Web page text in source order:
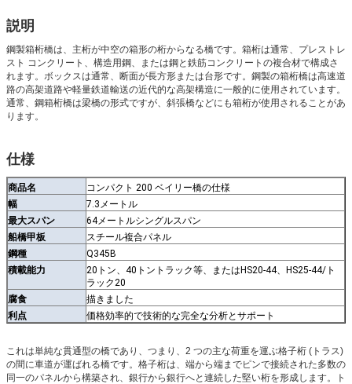
説明
鋼製箱桁橋は、主桁が中空の箱形の桁からなる橋です。箱桁は通常、プレストレ
スト コンクリート、構造用鋼、または鋼と鉄筋コンクリートの複合材で構成さ
れます。ボックスは通常、断面が長方形または台形です。鋼製の箱桁橋は高速道
路の高架道路や軽量鉄道輸送の近代的な高架構造に一般的に使用されています。
通常、鋼箱桁橋は梁橋の形式ですが、斜張橋などにも箱桁が使用されることがあ
ります。
仕様
商品名
コンパクト 200 ベイリー橋の仕様
幅
7.3メートル
最大スパン
64メートルシングルスパン
船橋甲板
スチール複合パネル
鋼種
Q345B
積載能力
20トン、40トントラック等、またはHS20-44、HS25-44/ト
ラック20
腐食
描きました
利点
価格効率的で技術的な完全な分析とサポート
これは単純な貫通型の橋であり、つまり、2 つの主な荷重を運ぶ格子桁 (トラス)
の間に車道が運ばれる橋です。格子桁は、端から端までピンで接続された多数の
同一のパネルから構築され、銀行から銀行へと連続した堅い桁を形成します。ト